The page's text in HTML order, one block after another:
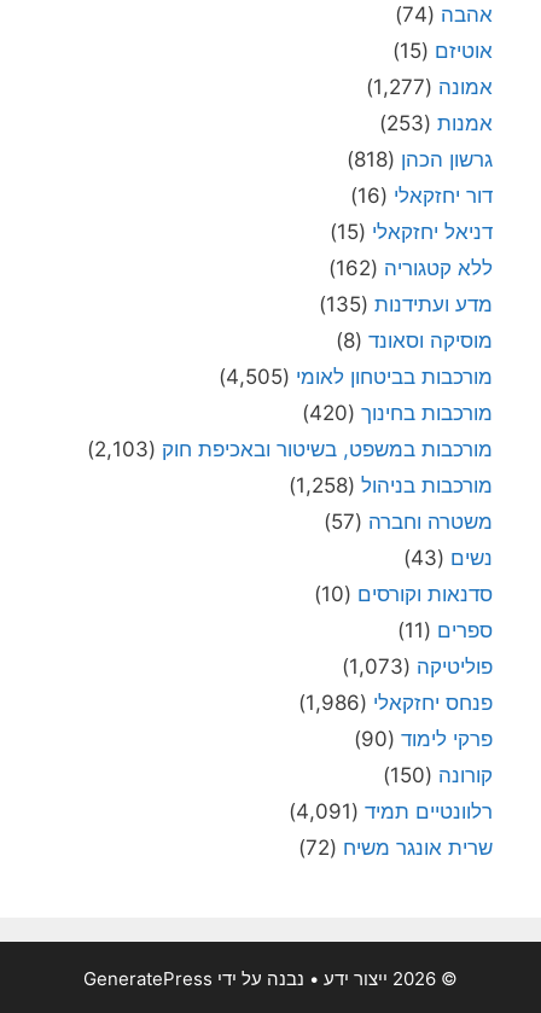
אהבה (74)
אוטיזם (15)
אמונה (1,277)
אמנות (253)
גרשון הכהן (818)
דור יחזקאלי (16)
דניאל יחזקאלי (15)
ללא קטגוריה (162)
מדע ועתידנות (135)
מוסיקה וסאונד (8)
מורכבות בביטחון לאומי (4,505)
מורכבות בחינוך (420)
מורכבות במשפט, בשיטור ובאכיפת חוק (2,103)
מורכבות בניהול (1,258)
משטרה וחברה (57)
נשים (43)
סדנאות וקורסים (10)
ספרים (11)
פוליטיקה (1,073)
פנחס יחזקאלי (1,986)
פרקי לימוד (90)
קורונה (150)
רלוונטיים תמיד (4,091)
שרית אונגר משיח (72)
© 2026 ייצור ידע • נבנה על ידי GeneratePress